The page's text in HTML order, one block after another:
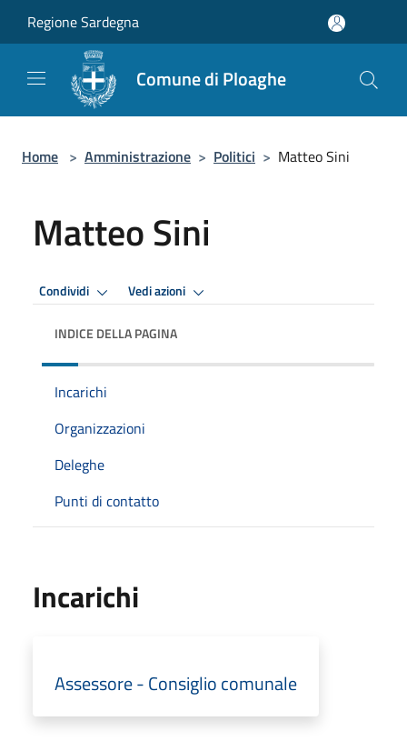
Regione Sardegna
Comune di Ploaghe
Home > Amministrazione > Politici > Matteo Sini
Matteo Sini
Condividi Vedi azioni
INDICE DELLA PAGINA
Incarichi
Organizzazioni
Deleghe
Punti di contatto
Incarichi
Assessore - Consiglio comunale